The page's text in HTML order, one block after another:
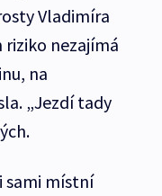
Vladimíra
riziko nezajímá
na
„Jezdí tady
sami místní